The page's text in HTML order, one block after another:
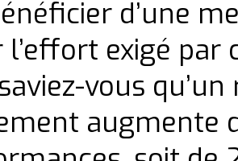
d’une
exigé par
vous
augmente